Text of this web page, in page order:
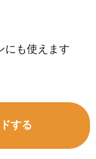
にも使えます
する